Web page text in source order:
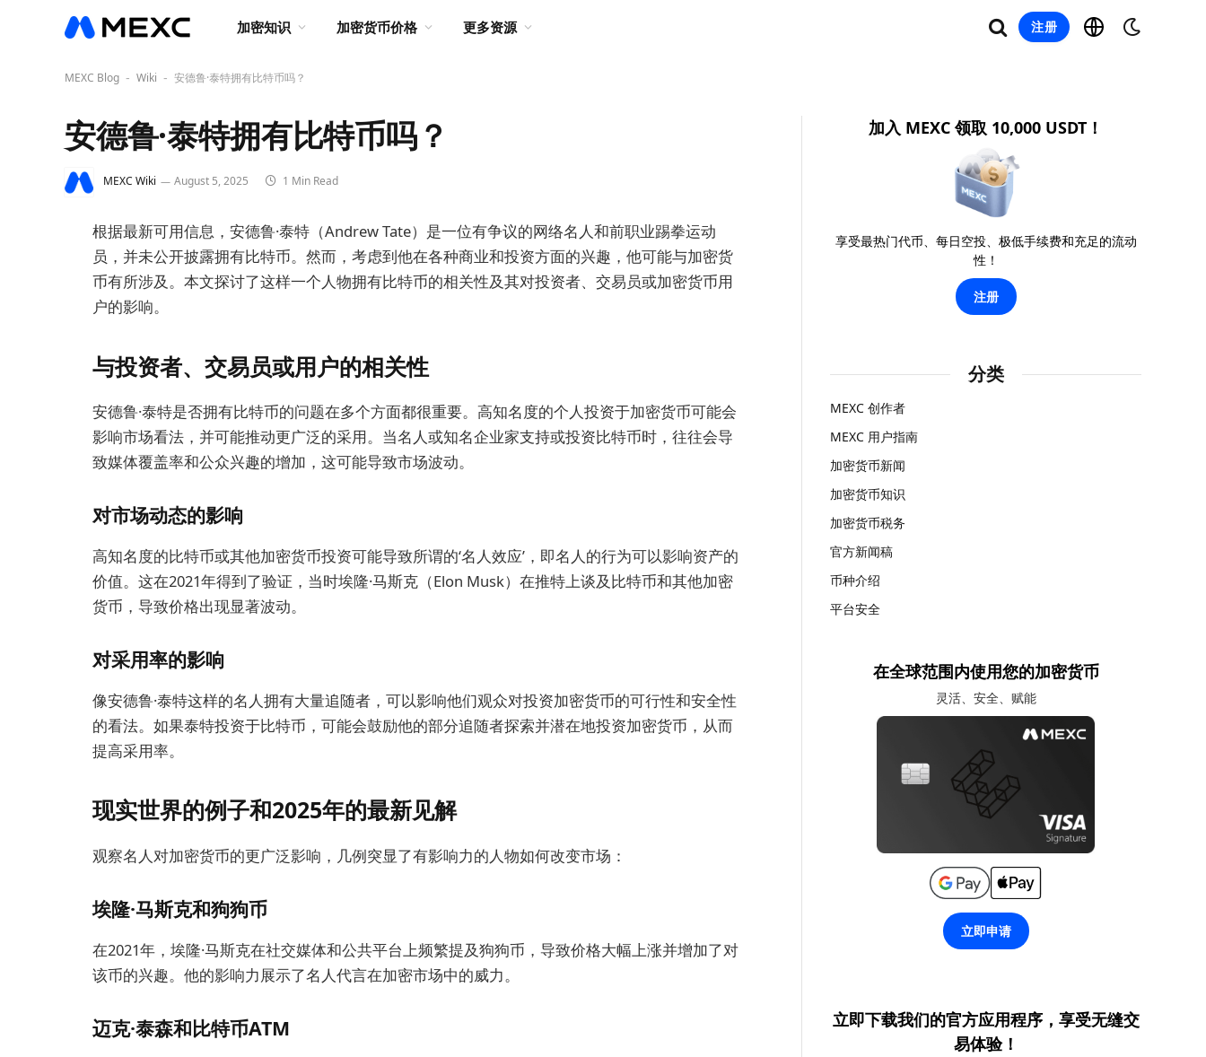
加密知识 加密货币价格 更多资源 注册
MEXC Blog - Wiki - 安德鲁·泰特拥有比特币吗？
安德鲁·泰特拥有比特币吗？
MEXC Wiki August 5, 2025 1 Min Read
根据最新可用信息，安德鲁·泰特（Andrew Tate）是一位有争议的网络名人和前职业踢拳运动
员，并未公开披露拥有比特币。然而，考虑到他在各种商业和投资方面的兴趣，他可能与加密货
币有所涉及。本文探讨了这样一个人物拥有比特币的相关性及其对投资者、交易员或加密货币用
户的影响。
与投资者、交易员或用户的相关性
安德鲁·泰特是否拥有比特币的问题在多个方面都很重要。高知名度的个人投资于加密货币可能会
影响市场看法，并可能推动更广泛的采用。当名人或知名企业家支持或投资比特币时，往往会导
致媒体覆盖率和公众兴趣的增加，这可能导致市场波动。
对市场动态的影响
高知名度的比特币或其他加密货币投资可能导致所谓的‘名人效应’，即名人的行为可以影响资产的
价值。这在2021年得到了验证，当时埃隆·马斯克（Elon Musk）在推特上谈及比特币和其他加密
货币，导致价格出现显著波动。
对采用率的影响
像安德鲁·泰特这样的名人拥有大量追随者，可以影响他们观众对投资加密货币的可行性和安全性
的看法。如果泰特投资于比特币，可能会鼓励他的部分追随者探索并潜在地投资加密货币，从而
提高采用率。
现实世界的例子和2025年的最新见解
观察名人对加密货币的更广泛影响，几例突显了有影响力的人物如何改变市场：
埃隆·马斯克和狗狗币
在2021年，埃隆·马斯克在社交媒体和公共平台上频繁提及狗狗币，导致价格大幅上涨并增加了对
该币的兴趣。他的影响力展示了名人代言在加密市场中的威力。
迈克·泰森和比特币ATM
加入 MEXC 领取 10,000 USDT！
享受最热门代币、每日空投、极低手续费和充足的流动
性！
注册
分类
MEXC 创作者
MEXC 用户指南
加密货币新闻
加密货币知识
加密货币税务
官方新闻稿
币种介绍
平台安全
在全球范围内使用您的加密货币
灵活、安全、赋能
立即申请
立即下载我们的官方应用程序，享受无缝交
易体验！